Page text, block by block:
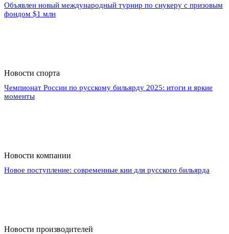
Объявлен новый международный турнир по снукеру с призовым
фондом $1 млн
Новости спорта
Чемпионат России по русскому бильярду 2025: итоги и яркие
моменты
Новости компании
Новое поступление: современные кии для русского бильярда
Новости производителей